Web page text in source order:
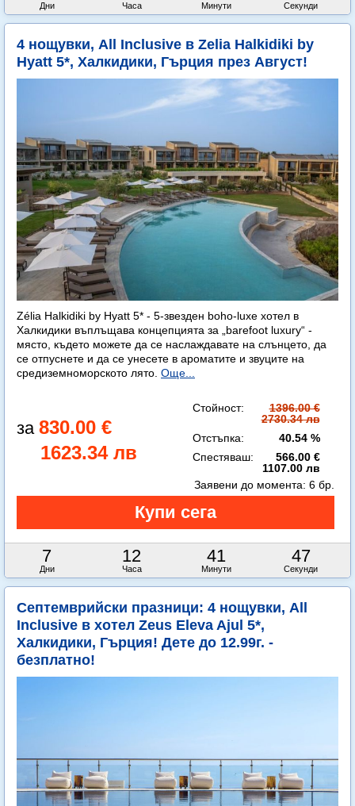
Дни Часа Минути Секунди
4 нощувки, All Inclusive в Zelia Halkidiki by
Hyatt 5*, Халкидики, Гърция през Август!
Zélia Halkidiki by Hyatt 5* - 5-звезден boho-luxe хотел в
Халкидики въплъщава концепцията за „barefoot luxury“ -
място, където можете да се наслаждавате на слънцето, да
се отпуснете и да се унесете в ароматите и звуците на
средиземноморското лято. Още...
830.00 €
1623.34 лв
Стойност:
1396.00 €
2730.34 лв
Отстъпка:
40.54 %
Спестяваш:
566.00 €
1107.00 лв
7
Дни
12
Часа
41
Минути
45
Секунди
Заявени до момента: 6 бр.
Септемврийски празници: 4 нощувки, All
Inclusive в хотел Zeus Eleva Ajul 5*,
Халкидики, Гърция! Дете до 12.99г. -
безплатно!